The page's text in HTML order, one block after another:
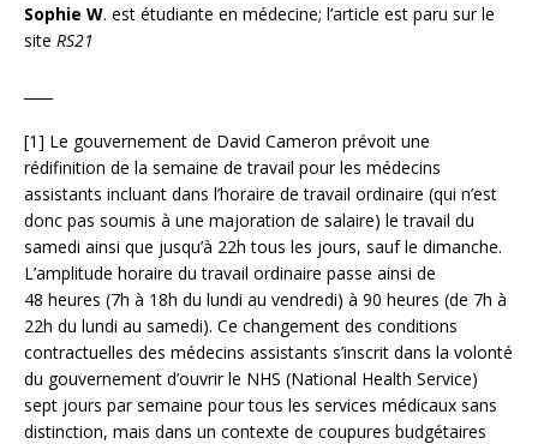
Sophie W. est étudiante en médecine; l’article est paru sur le
site RS21
[1] Le gouvernement de David Cameron prévoit une
rédifinition de la semaine de travail pour les médecins
assistants incluant dans l’horaire de travail ordinaire (qui n’est
donc pas soumis à une majoration de salaire) le travail du
samedi ainsi que jusqu’à 22h tous les jours, sauf le dimanche.
L’amplitude horaire du travail ordinaire passe ainsi de
48 heures (7h à 18h du lundi au vendredi) à 90 heures (de 7h à
22h du lundi au samedi). Ce changement des conditions
contractuelles des médecins assistants s’inscrit dans la volonté
du gouvernement d’ouvrir le NHS (National Health Service)
sept jours par semaine pour tous les services médicaux sans
distinction, mais dans un contexte de coupures budgétaires